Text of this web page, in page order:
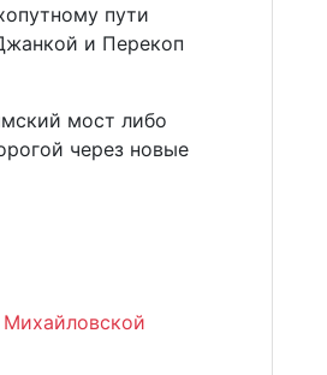
пути
и Перекоп
мост либо
через новые